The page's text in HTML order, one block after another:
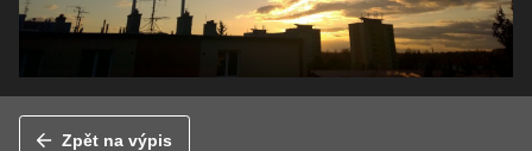
Zpět na výpis